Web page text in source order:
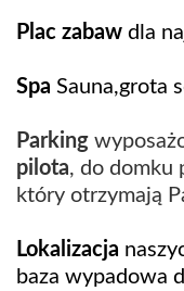
Plac zabaw dla
Spa Sauna,grota
Parking
pilota, do domku
który otrzymają
Lokalizacja
baza wypadowa